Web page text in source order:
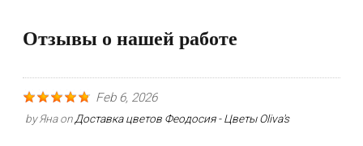
Отзывы о нашей работе
Feb 6, 2026
byЯнаon Доставка цветов Феодосия - Цветы Oliva's